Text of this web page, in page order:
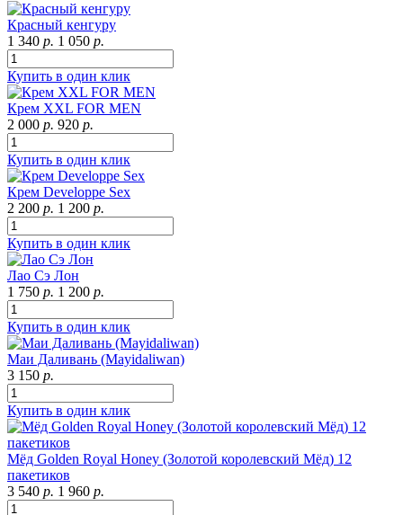
Красный кенгуру
1 340 р. 1 050 р.
Купить в один клик
Крем XXL FOR MEN
2 000 р. 920 р.
Купить в один клик
Крем Developpe Sex
2 200 р. 1 200 р.
Купить в один клик
Лао Сэ Лон
1 750 р. 1 200 р.
Купить в один клик
Маи Даливань (Mayidaliwan)
3 150 р.
Купить в один клик
Мёд Golden Royal Honey (Золотой королевский Мёд) 12
пакетиков
3 540 р. 1 960 р.